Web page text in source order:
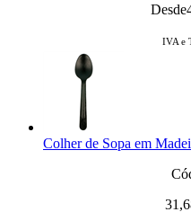
Desde
IVA e
Colher de Sopa em